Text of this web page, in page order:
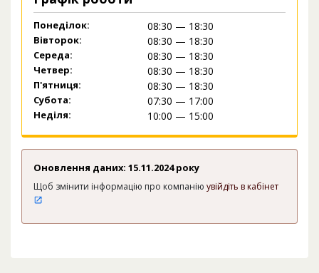
Понеділок: 08:30 — 18:30
Вівторок: 08:30 — 18:30
Середа: 08:30 — 18:30
Четвер: 08:30 — 18:30
П'ятниця: 08:30 — 18:30
Субота: 07:30 — 17:00
Неділя: 10:00 — 15:00
Оновлення даних: 15.11.2024 року
Щоб змінити інформацію про компанію увійдіть в кабінет